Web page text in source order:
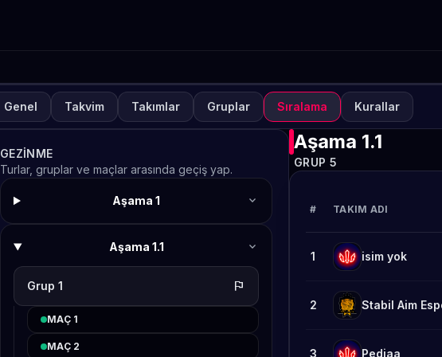
TURNUVA KAPALI
Always-ON PUBG MOBILE
Hafta 2
Düzenleyen TETO
Genel Takvim Takımlar Gruplar Sıralama Kurallar
GEZINME
Turlar, gruplar ve maçlar arasında geçiş yap.
Aşama 1 expand_more
Aşama 1.1 expand_more
Grup 1 flag
MAÇ 1
MAÇ 2
Aşama 1.1
GRUP 5
# TAKIM ADI
1 isim yok
2 Stabil Aim
3 Pediaa